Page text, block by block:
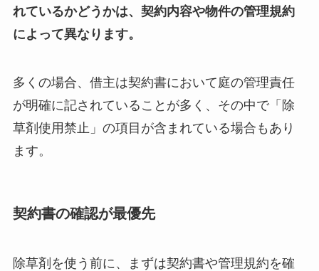
れているかどうかは、契約内容や物件の管理規約
によって異なります。
多くの場合、借主は契約書において庭の管理責任
が明確に記されていることが多く、その中で「除
草剤使用禁止」の項目が含まれている場合もあり
ます。
契約書の確認が最優先
除草剤を使う前に、まずは契約書や管理規約を確